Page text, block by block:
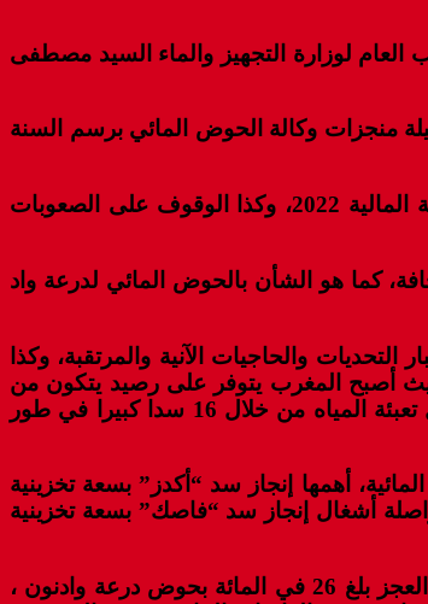
لوكالة الحوض المائي لدرعة وادنون برسم سنة 2021، وذلك برئاسة الكاتب العام لوزارة التجهيز والماء السيد مصطفى
منجزات وكالة الحوض المائي برسم السنة
وبالمناسبة، أكد الكاتب العام لوزارة التجهيز والماء، أن هذا الاجتماع فرصة لتقييم أداء الوكالة ودراسة برنامج عملها برسم السنة المالية 2022، وكذا الوقوف على الصعوبات
كما هو الشأن بالحوض المائي لدرعة واد
والحاجيات الآنية والمرتقبة، وكذا
حيث أصبح المغرب يتوفر على رصيد يتكون من
149 سدا كبيرا بسعة إجمالية تقدر ب 19 مليار متر مكعب ، و 136 سدا صغيرا لدعم ومواكبة التنمية المحلية، كما تتواصل أشغال تعبئة المياه من خلال 16 سدا كبيرا في طور
أهمها إنجاز سد “أكدز” بسعة تخزينية
أشغال إنجاز سد “فاصك” بسعة تخزينية
وشدد على أن السنة الهيدرولوجية 2020-2021 اتسمت بعجز في التساقطات المطرية، مقارنة بالمعدل السنوي، موضحا أن هذا العجز بلغ 26 في المائة بحوض درعة وادنون ،